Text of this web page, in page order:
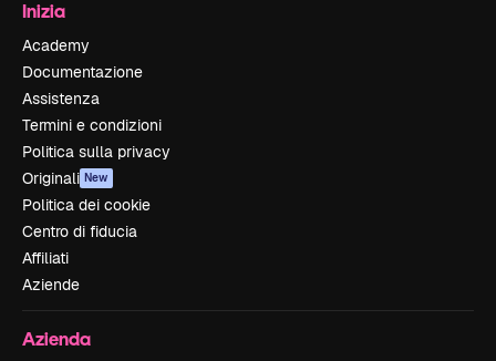
Inizia
Academy
Documentazione
Assistenza
Termini e condizioni
Politica sulla privacy
Originali New
Politica dei cookie
Centro di fiducia
Affiliati
Aziende
Azienda